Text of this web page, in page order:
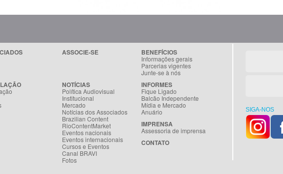
ASSOCIE-SE BENEFÍCIOS
Informações gerais
Parcerias vigentes
Junte-se à nós
NOTÍCIAS
Política Audiovisual
Institucional
Mercado
Notícias dos Associados
Brazilian Content
RioContentMarket
Eventos nacionais
Eventos internacionais
Cursos e Eventos
Canal BRAVI
Fotos
INFORMES
Fique Ligado
Balcão Independente
Mídia e Mercado
Anuário
IMPRENSA
Assessoria de imprensa
CONTATO
SIGA-NOS